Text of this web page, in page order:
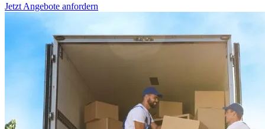
Jetzt Angebote anfordern